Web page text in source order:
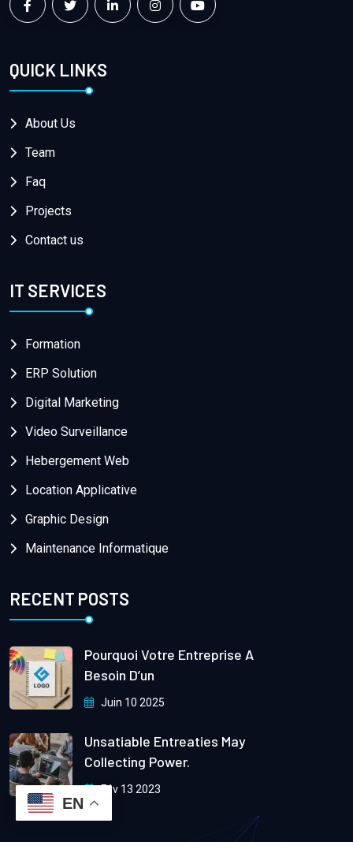
QUICK LINKS
About Us
Team
Faq
Projects
Contact us
IT SERVICES
Formation
ERP Solution
Digital Marketing
Video Surveillance
Hebergement Web
Location Applicative
Graphic Design
Maintenance Informatique
RECENT POSTS
Pourquoi Votre Entreprise A
Besoin D’un
Juin 10 2025
Unsatiable Entreaties May
Collecting Power.
Fév 13 2023
EN